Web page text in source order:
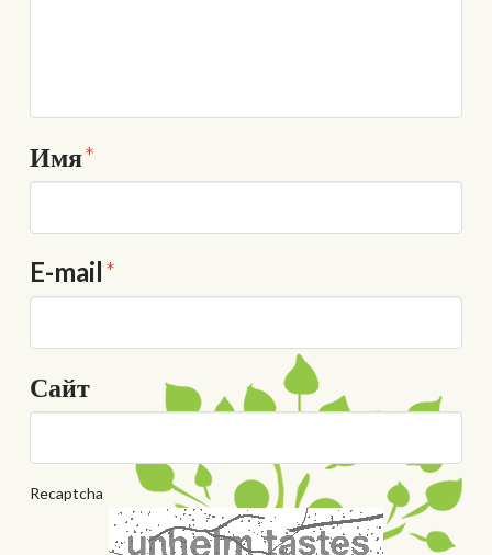
Имя*
E-mail*
Сайт
Recaptcha